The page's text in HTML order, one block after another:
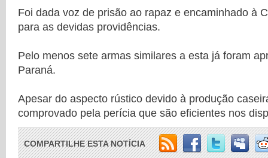
Foi dada voz de prisão ao rapaz e encaminhado à
para as devidas providências.
Pelo menos sete armas similares a esta já foram
Paraná.
Apesar do aspecto rústico devido à produção
comprovado pela perícia que são eficientes nos
COMPARTILHE ESTA NOTÍCIA